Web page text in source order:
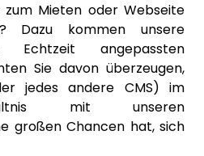
zum Mieten oder Webseite
Dazu kommen unsere
Echtzeit angepassten
Sie davon überzeugen,
jedes andere CMS) im
mit unseren
großen Chancen hat, sich